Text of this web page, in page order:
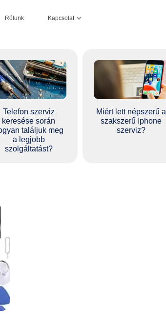
Rólunk Kapcsolat
Telefon szerviz
keresése során
találjuk meg
a legjobb
szolgáltatást?
Miért lett népszerű a
szakszerű Iphone
szerviz?